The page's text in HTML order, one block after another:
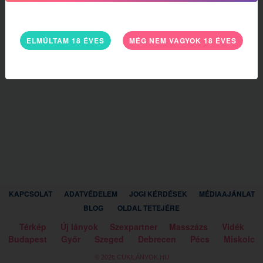
KAPCSOLAT ADATVÉDELEM JOGI KÉRDÉSEK
MÉDIAAJÁNLAT
BLOG
OLDAL TETEJÉRE
Térkép Új lányok Szexpartner Masszázs
Vidék
Budapest
Győr Szeged Debrecen Pécs Miskolc
© 2026 CUKILÁNYOK.HU
ELMÚLTAM 18 ÉVES MÉG NEM VAGYOK 18 ÉVES